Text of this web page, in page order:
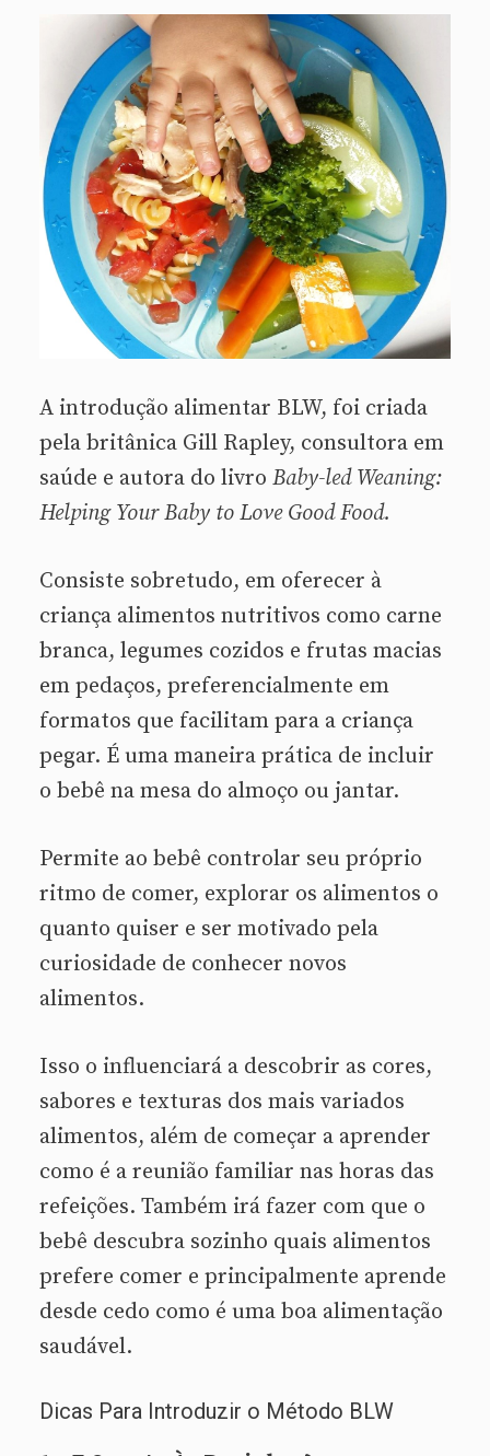
A introdução alimentar BLW, foi criada
pela britânica Gill Rapley, consultora em
saúde e autora do livro Baby-led Weaning:
Helping Your Baby to Love Good Food.
Consiste sobretudo, em oferecer à
criança alimentos nutritivos como carne
branca, legumes cozidos e frutas macias
em pedaços, preferencialmente em
formatos que facilitam para a criança
pegar. É uma maneira prática de incluir
o bebê na mesa do almoço ou jantar.
Permite ao bebê controlar seu próprio
ritmo de comer, explorar os alimentos o
quanto quiser e ser motivado pela
curiosidade de conhecer novos
alimentos.
Isso o influenciará a descobrir as cores,
sabores e texturas dos mais variados
alimentos, além de começar a aprender
como é a reunião familiar nas horas das
refeições. Também irá fazer com que o
bebê descubra sozinho quais alimentos
prefere comer e principalmente aprende
desde cedo como é uma boa alimentação
saudável.
Dicas Para Introduzir o Método BLW